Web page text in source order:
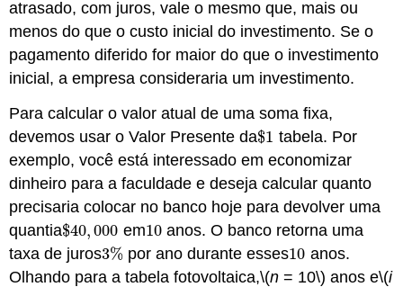
atrasado, com juros, vale o mesmo que, mais ou
menos do que o custo inicial do investimento. Se o
pagamento diferido for maior do que o investimento
inicial, a empresa consideraria um investimento.
Para calcular o valor atual de uma soma fixa,
devemos usar o Valor Presente da$1
$1 tabela. Por
exemplo, você está interessado em economizar
dinheiro para a faculdade e deseja calcular quanto
precisaria colocar no banco hoje para devolver uma
quantia$40, 000
$40,000 em10
10 anos. O banco retorna uma
taxa de juros3%
3% por ano durante esses10
10 anos.
Olhando para a tabela fotovoltaica,\(n = 10\) anos e\(i